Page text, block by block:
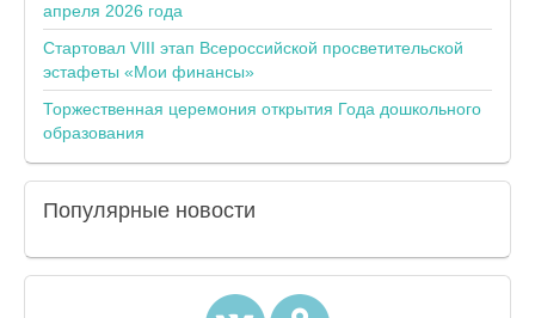
апреля 2026 года
Стартовал VIII этап Всероссийской просветительской
эстафеты «Мои финансы»
Торжественная церемония открытия Года дошкольного
образования
Популярные новости